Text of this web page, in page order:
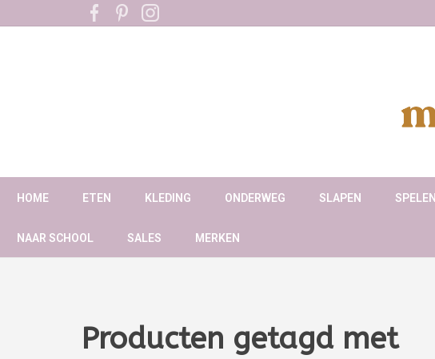
HOME ETEN KLEDING ONDERWEG SLAPEN SPELEN
NAAR SCHOOL SALES MERKEN
Producten getagd met